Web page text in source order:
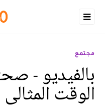
مجتمع
بالفيديو -
الوقت